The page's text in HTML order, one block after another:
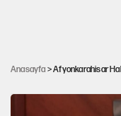
Anasayfa > Afyonkarahisar